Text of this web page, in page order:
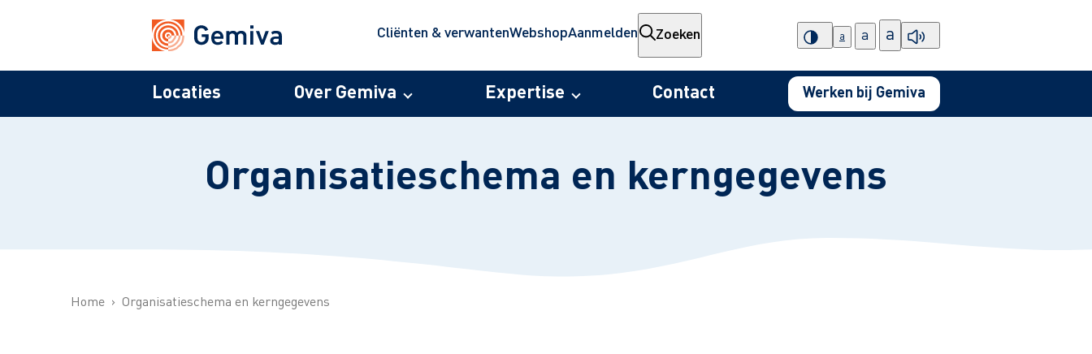
Cliënten & verwantenWebshopAanmelden Zoeken a a a
Locaties Over Gemiva Expertise Contact Werken bij Gemiva
Organisatieschema en kerngegevens
Home Organisatieschema en kerngegevens